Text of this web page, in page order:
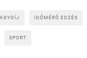
IDŐMÉRŐ EDZÉS
SPORT